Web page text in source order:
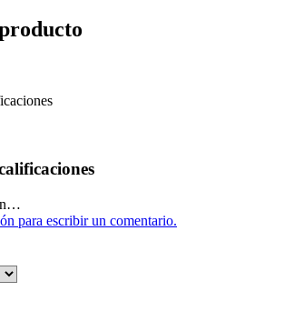
para escribir un comentario.